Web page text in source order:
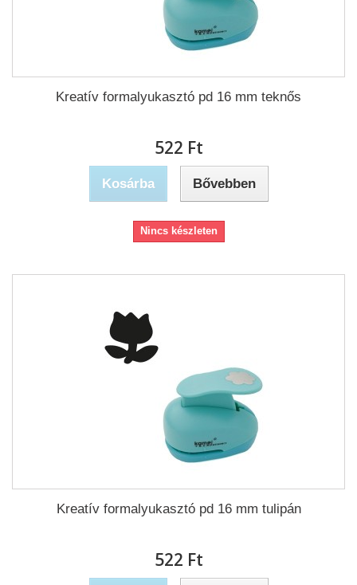
Kreatív formalyukasztó pd 16 mm teknős
522 Ft‎
Kosárba Bővebben
Nincs készleten
Kreatív formalyukasztó pd 16 mm tulipán
522 Ft‎